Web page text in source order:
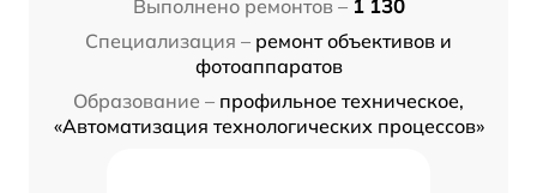
Выполнено ремонтов – 1 130
Специализация – ремонт объективов и
фотоаппаратов
Образование – профильное техническое,
«Автоматизация технологических процессов»